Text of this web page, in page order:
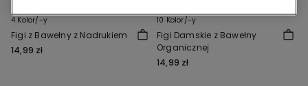
4 Kolor/-y
Figi z Bawełny z Nadrukiem
14,99 zł
10 Kolor/-y
Figi Damskie z Bawełny
Organicznej
14,99 zł